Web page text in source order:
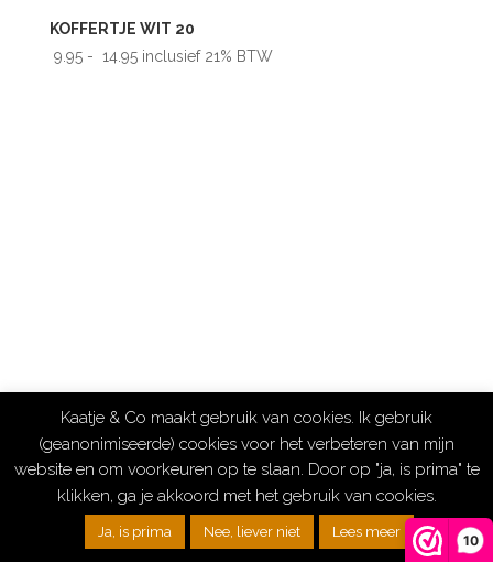
10
KOFFERTJE WIT 20
9.95 - 14.95Prijsklasse:
inclusief 21% BTW
Kaatje & Co maakt gebruik van cookies. Ik gebruik
(geanonimiseerde) cookies voor het verbeteren van mijn
website en om voorkeuren op te slaan. Door op "ja, is prima" te
klikken, ga je akkoord met het gebruik van cookies.
Ja, is prima Nee, liever niet Lees meer